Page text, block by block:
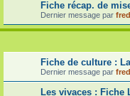
Fiche récap. de
Dernier message par
Fiche de culture :
Dernier message par
Les vivaces : Fiche